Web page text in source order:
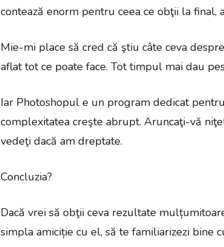
contează enorm pentru ceea ce obţii la
Mie-mi place să cred că ştiu câte ceva
aflat tot ce poate face. Tot timpul mai dau
Iar Photoshopul e un program dedicat
complexitatea creşte abrupt. Aruncaţi-vă
vedeţi dacă am dreptate.
Concluzia?
Dacă vrei să obţii ceva rezultate
simpla amiciție cu el, să te familiarizezi bine